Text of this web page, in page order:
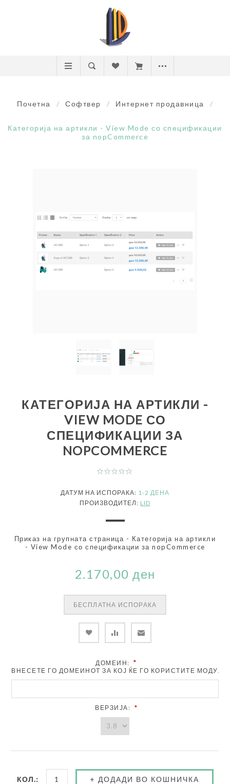
Почетна / Софтвер / Интернет продавница /
Категорија на артикли - View Mode со спецификации
за nopCommerce
КАТЕГОРИЈА НА АРТИКЛИ -
VIEW MODE СО
СПЕЦИФИКАЦИИ ЗА
NOPCOMMERCE
ДАТУМ НА ИСПОРАКА: 1-2 ДЕНА
ПРОИЗВОДИТЕЛ: LID
Приказ на групната страница - Категорија на артикли
- View Mode со спецификации за nopCommerce
2.170,00 ден
БЕСПЛАТНА ИСПОРАКА
ДОМЕИН: *
ВНЕСЕТЕ ГО ДОМЕИНОТ ЗА КОЈ ЌЕ ГО КОРИСТИТЕ
ВЕРЗИЈА: *
КОЛ.: